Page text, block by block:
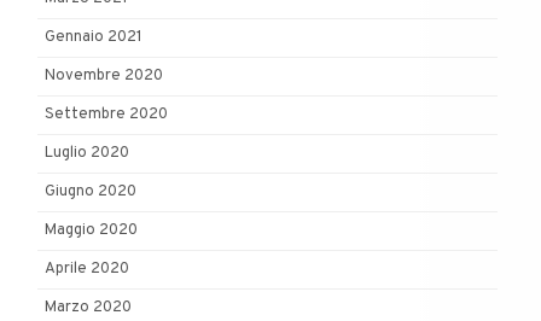
Gennaio 2021
Novembre 2020
Settembre 2020
Luglio 2020
Giugno 2020
Maggio 2020
Aprile 2020
Marzo 2020